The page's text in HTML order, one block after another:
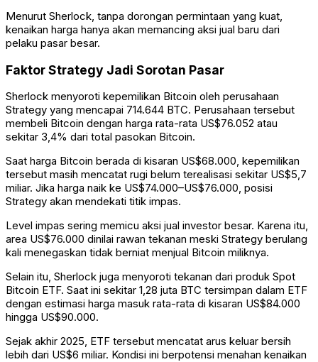
Menurut Sherlock, tanpa dorongan permintaan yang kuat,
kenaikan harga hanya akan memancing aksi jual baru dari
pelaku pasar besar.
Faktor Strategy Jadi Sorotan Pasar
Sherlock menyoroti kepemilikan Bitcoin oleh perusahaan
Strategy yang mencapai 714.644 BTC. Perusahaan tersebut
membeli Bitcoin dengan harga rata-rata US$76.052 atau
sekitar 3,4% dari total pasokan Bitcoin.
Saat harga Bitcoin berada di kisaran US$68.000, kepemilikan
tersebut masih mencatat rugi belum terealisasi sekitar US$5,7
miliar. Jika harga naik ke US$74.000–US$76.000, posisi
Strategy akan mendekati titik impas.
Level impas sering memicu aksi jual investor besar. Karena itu,
area US$76.000 dinilai rawan tekanan meski Strategy berulang
kali menegaskan tidak berniat menjual Bitcoin miliknya.
Selain itu, Sherlock juga menyoroti tekanan dari produk Spot
Bitcoin ETF. Saat ini sekitar 1,28 juta BTC tersimpan dalam ETF
dengan estimasi harga masuk rata-rata di kisaran US$84.000
hingga US$90.000.
Sejak akhir 2025, ETF tersebut mencatat arus keluar bersih
lebih dari US$6 miliar. Kondisi ini berpotensi menahan kenaikan